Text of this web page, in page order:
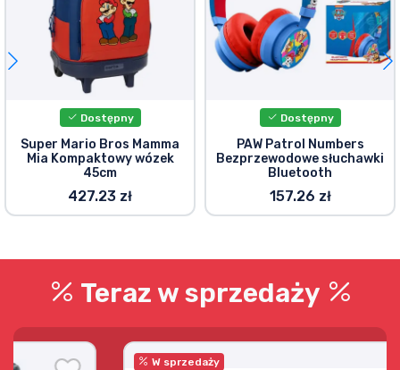
Dostępny
Super Mario Bros Mamma
Mia Kompaktowy wózek
45cm
427.23 zł
Dostępny
PAW Patrol Numbers
Bezprzewodowe słuchawki
Bluetooth
157.26 zł
Teraz w sprzedaży
W sprzedaży